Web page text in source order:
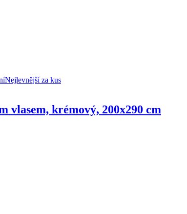
Nejlevnější za kus
vlasem, krémový, 200x290 cm